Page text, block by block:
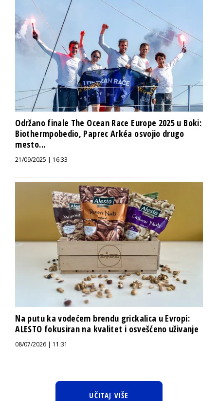
Održano finale The Ocean Race Europe 2025 u Boki:
Biothermpobedio, Paprec Arkéa osvojio drugo
mesto...
21/09/2025 | 16:33
Na putu ka vodećem brendu grickalica u Evropi:
ALESTO fokusiran na kvalitet i osvešćeno uživanje
08/07/2026 | 11:31
UČITAJ VIŠE